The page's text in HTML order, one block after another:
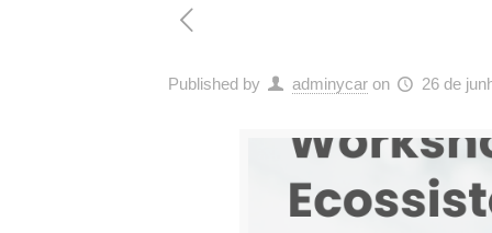
Published by adminycar on 26 de